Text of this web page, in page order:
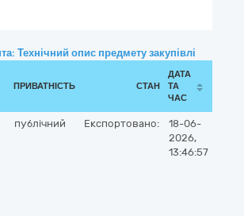
Технічний опис предмету закупівлі
ПРИВАТНІСТЬ СТАН
ДАТА
ТА
ЧАС
публічний Експортовано:
18-06-
2026,
13:46:57